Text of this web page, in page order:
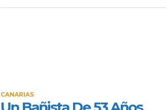
CANARIAS